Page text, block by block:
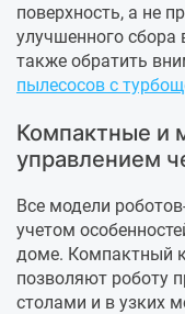
поверхность, а не
улучшенного сбора
также обратить
пылесосов с
Компактные и
управлением
Все модели
учетом
доме. Компактный
позволяют роботу
столами и в узких